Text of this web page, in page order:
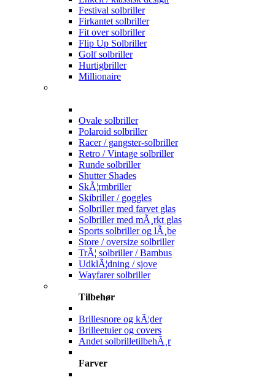
Festival solbriller
Firkantet solbriller
Fit over solbriller
Flip Up Solbriller
Golf solbriller
Hurtigbriller
Millionaire
Ovale solbriller
Polaroid solbriller
Racer / gangster-solbriller
Retro / Vintage solbriller
Runde solbriller
Shutter Shades
SkÃ¦rmbriller
Skibriller / goggles
Solbriller med farvet glas
Solbriller med mÃ¸rkt glas
Sports solbriller og lÃ¸be
Store / oversize solbriller
TrÃ¦ solbriller / Bambus
UdklÃ¦dning / sjove
Wayfarer solbriller
Tilbehør
Brillesnore og kÃ¦der
Brilleetuier og covers
Andet solbrilletilbehÃ¸r
Farver